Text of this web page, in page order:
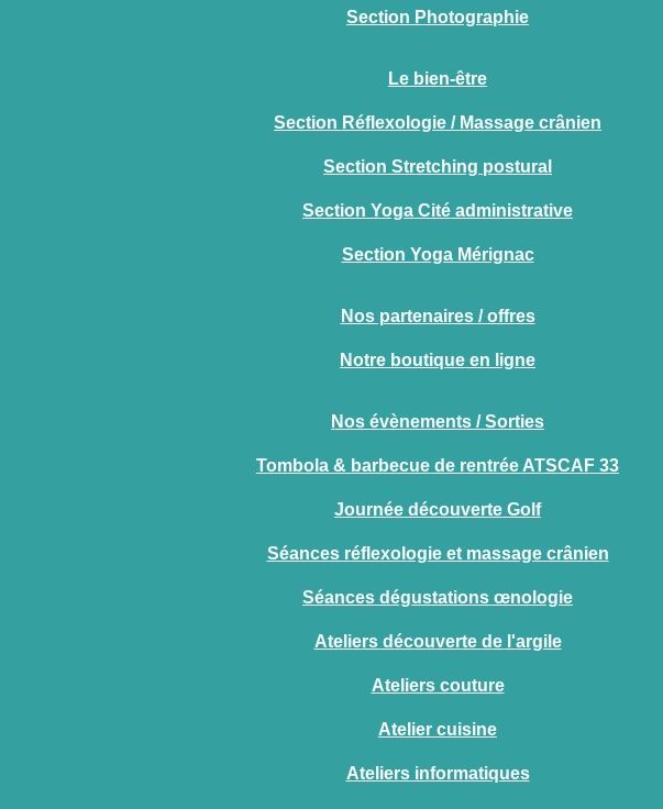
Section Photographie
Le bien-être
Section Réflexologie / Massage crânien
Section Stretching postural
Section Yoga Cité administrative
Section Yoga Mérignac
Nos partenaires / offres
Notre boutique en ligne
Nos évènements / Sorties
Tombola & barbecue de rentrée ATSCAF 33
Journée découverte Golf
Séances réflexologie et massage crânien
Séances dégustations œnologie
Ateliers découverte de l'argile
Ateliers couture
Atelier cuisine
Ateliers informatiques